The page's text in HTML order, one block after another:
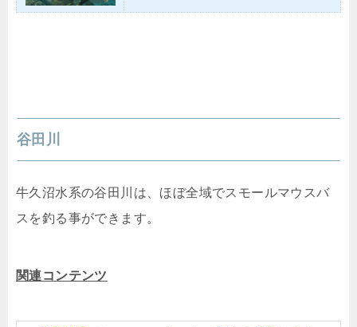
谷田川
牛久沼水系の谷田川は、ほぼ全域でスモールマウスバ
スを釣る事ができます。
関連コンテンツ